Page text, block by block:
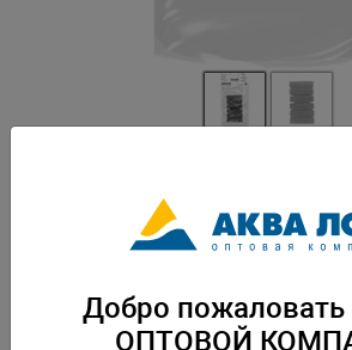
Служит фильтрующим материалом для
механического загрязнений в аквариумной
Добро пожаловать
ОПТОВОЙ